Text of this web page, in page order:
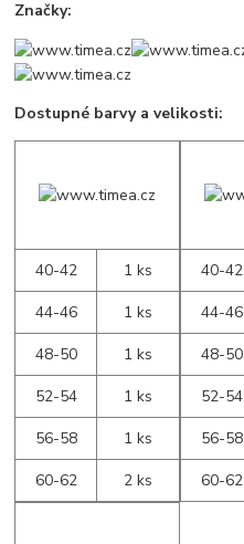
Značky:
Dostupné barvy a velikosti:
40-42
1 ks
44-46
1 ks
48-50
1 ks
52-54
1 ks
56-58
1 ks
60-62
2 ks
40-42
44-46
48-50
52-54
56-58
60-62